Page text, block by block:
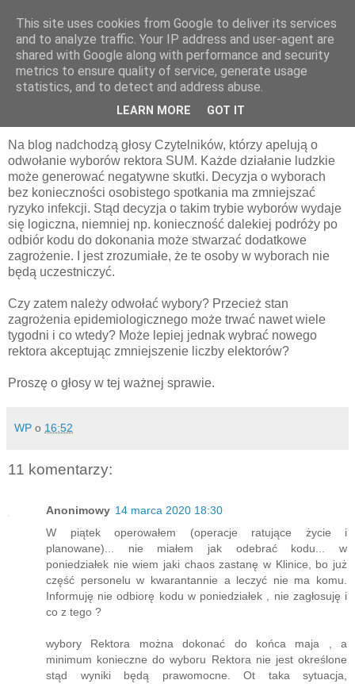
pluskiewicz.blogspot.com
sobota, 14 marca 2020
Co dalej z wyborami?
Na blog nadchodzą głosy Czytelników, którzy apelują o
odwołanie wyborów rektora SUM. Każde działanie ludzkie
może generować negatywne skutki. Decyzja o wyborach
bez konieczności osobistego spotkania ma zmniejszać
ryzyko infekcji. Stąd decyzja o takim trybie wyborów wydaje
się logiczna, niemniej np. konieczność dalekiej podróży po
odbiór kodu do dokonania może stwarzać dodatkowe
zagrożenie. I jest zrozumiałe, że te osoby w wyborach nie
będą uczestniczyć.
Czy zatem należy odwołać wybory? Przecież stan
zagrożenia epidemiologicznego może trwać nawet wiele
tygodni i co wtedy? Może lepiej jednak wybrać nowego
rektora akceptując zmniejszenie liczby elektorów?
Proszę o głosy w tej ważnej sprawie.
WP o 16:52
11 komentarzy:
Anonimowy 14 marca 2020 18:30
W piątek operowałem (operacje ratujące życie i
planowane)... nie miałem jak odebrać kodu... w
poniedziałek nie wiem jaki chaos zastanę w Klinice, bo już
część personelu w kwarantannie a leczyć nie ma komu.
Informuję nie odbiorę kodu w poniedziałek , nie zagłosuję i
co z tego ?
wybory Rektora można dokonać do końca maja , a
minimum konieczne do wyboru Rektora nie jest określone
stąd wyniki będą prawomocne. Ot taka sytuacja,
This site uses cookies from Google to deliver its services
and to analyze traffic. Your IP address and user-agent are
shared with Google along with performance and security
metrics to ensure quality of service, generate usage
statistics, and to detect and address abuse.
LEARN MORE GOT IT